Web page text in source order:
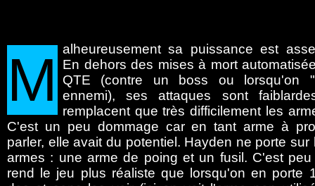
M alheureusementsa puissance est
En dehors des mises à mort
QTE (contre un boss ou lorsqu'on
ennemi), ses attaques sont
remplacent que très difficilement les
C'est un peu dommage car en tant arme à
parler, elle avait du potentiel. Hayden ne porte sur
armes : une arme de poing et un fusil. C'est
rend le jeu plus réaliste que lorsqu'on en porte